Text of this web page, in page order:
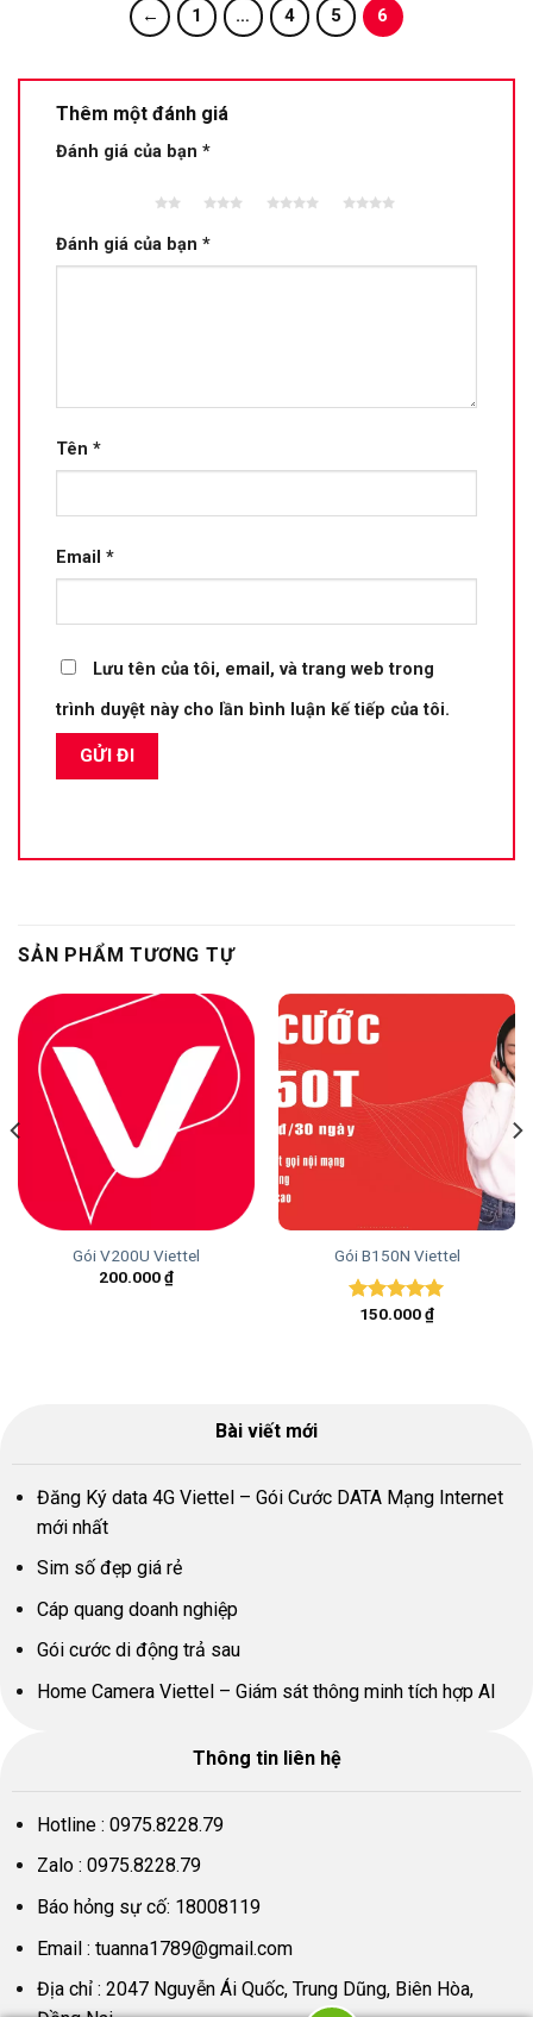
← 1 … 4 5 6
Thêm một đánh giá
Đánh giá của bạn *
5 sao
sao
sao
sao
Đánh giá của bạn *
Tên *
Email *
Lưu tên của tôi, email, và trang web trong
trình duyệt này cho lần bình luận kế tiếp của tôi.
SẢN PHẨM TƯƠNG TỰ
Gói V200U Viettel
200.000₫
Gói B150N Viettel
Được xếp
150.000₫
Bài viết mới
Đăng Ký data 4G Viettel – Gói Cước DATA Mạng Internet
mới nhất
Sim số đẹp giá rẻ
Cáp quang doanh nghiệp
Gói cước di động trả sau
Home Camera Viettel – Giám sát thông minh tích hợp AI
Thông tin liên hệ
Hotline : 0975.8228.79
Zalo : 0975.8228.79
Báo hỏng sự cố: 18008119
Email : tuanna1789@gmail.com
Địa chỉ : 2047 Nguyễn Ái Quốc, Trung Dũng, Biên Hòa,